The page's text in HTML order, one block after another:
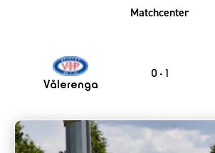
Vålerenga
0 - 1
Matchcenter